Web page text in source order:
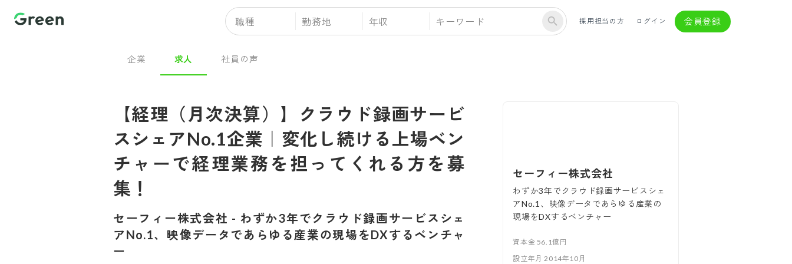
職種 勤務地 年収 採用担当の方 ログイン 会員登録
企業 求人 社員の声
【経理（月次決算）】クラウド録画サービ
スシェアNo.1企業｜変化し続ける上場ベン
チャーで経理業務を担ってくれる方を募
集！
セーフィー株式会社 - わずか3年でクラウド録画サービスシェ
アNo.1、映像データであらゆる産業の現場をDXするベンチャ
ー
セーフィー株式会社
わずか3年でクラウド録画サービスシェ
アNo.1、映像データであらゆる産業の
現場をDXするベンチャー
資本金 56.1億円
設立年月 2014年10月